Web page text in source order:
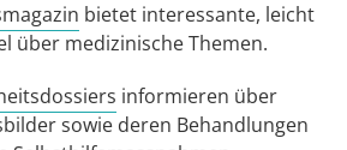
bietet interessante, leicht
über medizinische Themen.
informieren über
sowie deren Behandlungen